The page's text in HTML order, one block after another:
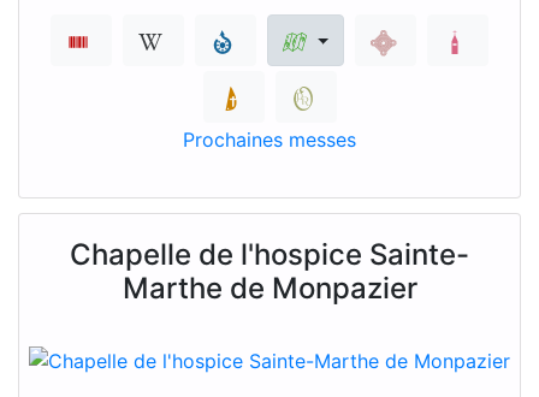
Prochaines messes
Chapelle de l'hospice Sainte-
Marthe de Monpazier